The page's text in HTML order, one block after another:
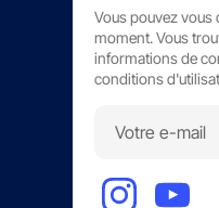
Vous pouvez vous
moment. Vous
informations de
conditions